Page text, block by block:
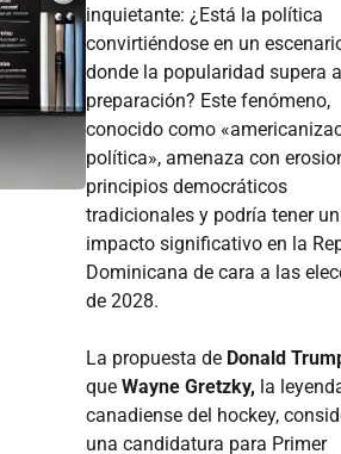
inquietante: ¿Está la política
convirtiéndose en un
donde la popularidad supera
preparación? Este fenómeno,
conocido como
política», amenaza con
principios democráticos
tradicionales y podría tener un
impacto significativo en la
Dominicana de cara a las
de 2028.
La propuesta de Donald
que Wayne Gretzky, la
canadiense del hockey,
una candidatura para Primer